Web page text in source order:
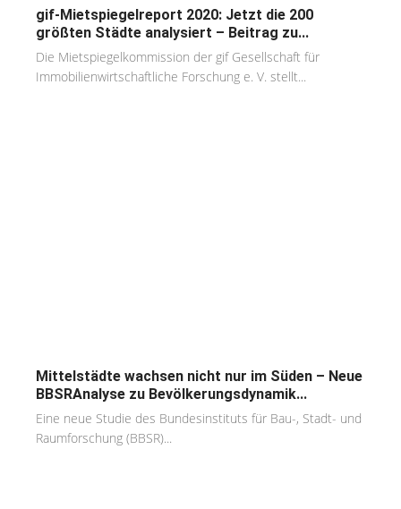
gif-Mietspiegelreport 2020: Jetzt die 200
größten Städte analysiert – Beitrag zu...
Die Mietspiegelkommission der gif Gesellschaft für
Immobilienwirtschaftliche Forschung e. V. stellt...
Mittelstädte wachsen nicht nur im Süden – Neue
BBSRAnalyse zu Bevölkerungsdynamik...
Eine neue Studie des Bundesinstituts für Bau-, Stadt- und
Raumforschung (BBSR)...